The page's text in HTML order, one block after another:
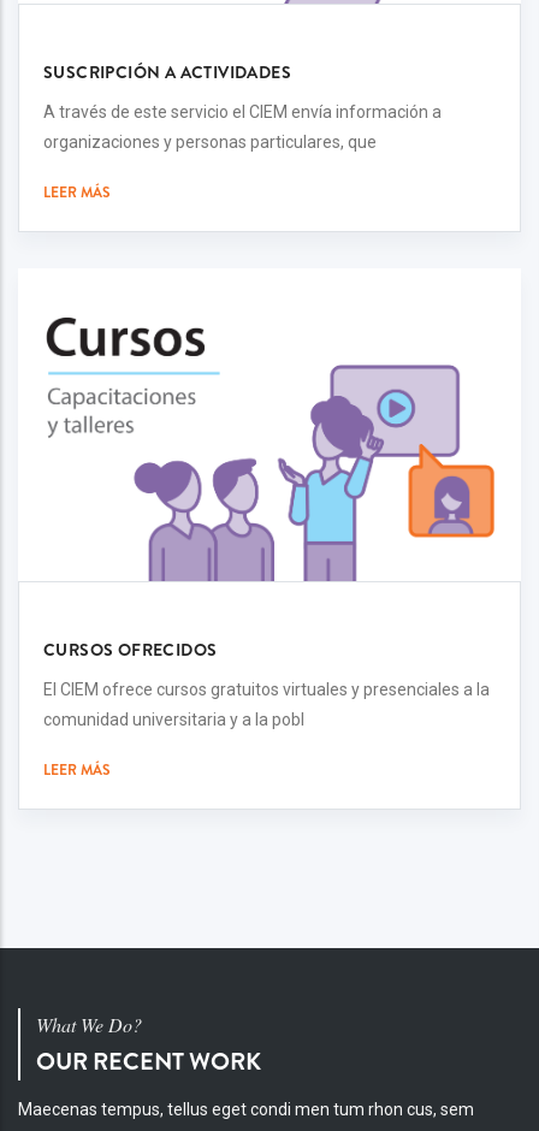
SUSCRIPCIÓN A ACTIVIDADES
A través de este servicio el CIEM envía información a
organizaciones y personas particulares, que
LEER MÁS
CURSOS OFRECIDOS
El CIEM ofrece cursos gratuitos virtuales y presenciales a la
comunidad universitaria y a la pobl
LEER MÁS
What We Do?
OUR RECENT WORK
Maecenas tempus, tellus eget condi men tum rhon cus, sem